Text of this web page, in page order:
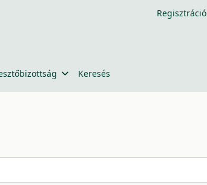
Regisztráció
Keresés